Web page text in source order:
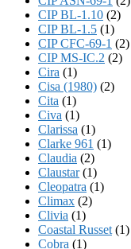
CIP BL-1.10 (2)
CIP BL-1.5 (1)
CIP CFC-69-1 (2)
CIP MS-IC.2 (2)
Cira (1)
Cisa (1980) (2)
Cita (1)
Civa (1)
Clarissa (1)
Clarke 961 (1)
Claudia (2)
Claustar(1)
Cleopatra (1)
Climax (2)
Clivia (1)
Coastal Russet (1)
Cobra (1)